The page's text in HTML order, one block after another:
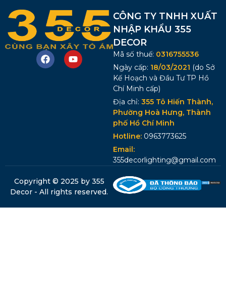
CÔNG TY TNHH XUẤT
NHẬP KHẨU 355
DECOR
Mã số thuế: 0316755536
Ngày cấp: 18/03/2021 (do Sở
Kế Hoạch và Đầu Tư TP Hồ
Chí Minh cấp)
Địa chỉ: 355 Tô Hiến Thành,
Phường Hoà Hưng, Thành
phố Hồ Chí Minh
Hotline: 0963773625
Email:
355decorlighting@gmail.com
Copyright © 2025 by 355
Decor - All rights reserved.